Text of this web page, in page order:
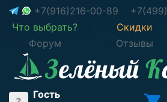
+7(916)216-00-89
Что выбрать?
Скидки
Форум
Отзывы
Гость